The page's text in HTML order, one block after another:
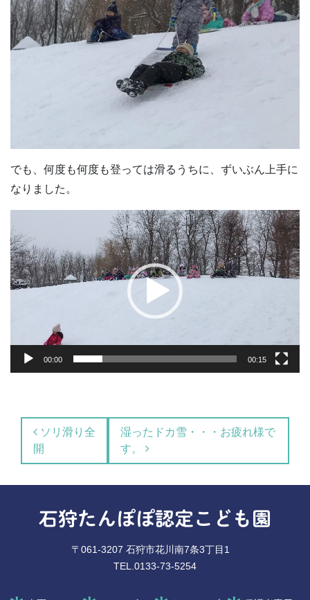
でも、何度も何度も登っては滑るうちに、ずいぶん上手に
なりました。
画
プ
レ
ー
00:00 00:15
投稿ナビゲーション
ソリ滑り全
開
湿ったドカ雪・・・お疲れ様で
す。
石狩たんぽぽ認定こども園
〒061-3207 石狩市花川南7条3丁目1
TEL.0133-73-5254